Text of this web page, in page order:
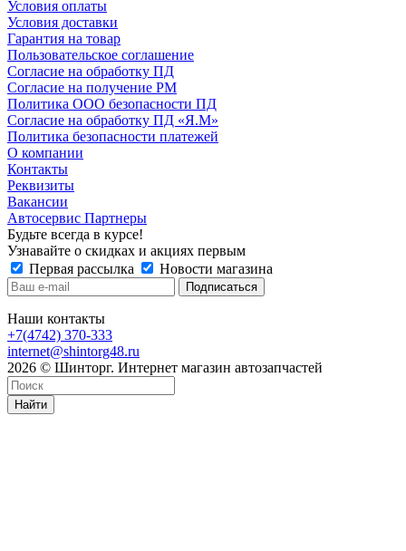
Условия оплаты
Условия доставки
Гарантия на товар
Пользовательское соглашение
Согласие на обработку ПД
Согласие на получение РМ
Политика ООО безопасности ПД
Согласие на обработку ПД «Я.М»
Политика безопасности платежей
О компании
Контакты
Реквизиты
Вакансии
Автосервис Партнеры
Будьте всегда в курсе!
Узнавайте о скидках и акциях первым
Первая рассылка
Новости магазина
Наши контакты
+7(4742) 370-333
internet@shintorg48.ru
2026 © Шинторг. Интернет магазин автозапчастей
Найти